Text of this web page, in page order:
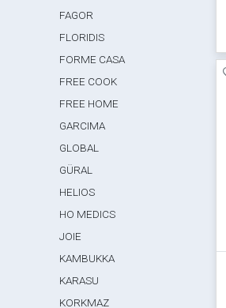
FAGOR
FLORIDIS
FORME CASA
FREE COOK
FREE HOME
GARCIMA
GLOBAL
GÜRAL
HELIOS
HO MEDICS
JOIE
KAMBUKKA
KARASU
KORKMAZ